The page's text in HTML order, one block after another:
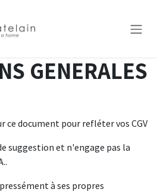
GENERALES
ce document pour refléter vos CGV
suggestion et n'engage pas la
à ses propres